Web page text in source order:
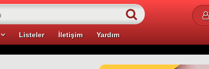
Listeler İletişim Yardım